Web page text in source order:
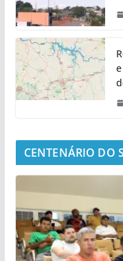
CENTENÁRIO DO